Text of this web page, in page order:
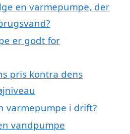
en varmepumpe, der
er godt for
pris kontra dens
varmepumpe i drift?
vandpumpe